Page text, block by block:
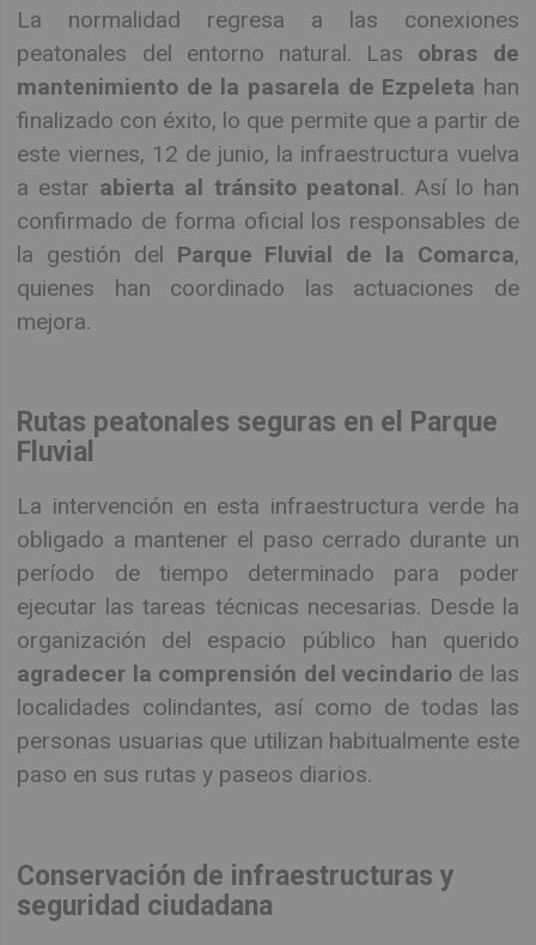
La normalidad regresa a las conexiones
peatonales del entorno natural. Las obras de
mantenimiento de la pasarela de Ezpeleta han
finalizado con éxito, lo que permite que a partir de
este viernes, 12 de junio, la infraestructura vuelva
a estar abierta al tránsito peatonal. Así lo han
confirmado de forma oficial los responsables de
la gestión del Parque Fluvial de la Comarca,
quienes han coordinado las actuaciones de
mejora.
Rutas peatonales seguras en el Parque
Fluvial
La intervención en esta infraestructura verde ha
obligado a mantener el paso cerrado durante un
período de tiempo determinado para poder
ejecutar las tareas técnicas necesarias. Desde la
organización del espacio público han querido
agradecer la comprensión del vecindariode las
localidades colindantes, así como de todas las
personas usuarias que utilizan habitualmente este
paso en sus rutas y paseos diarios.
Conservación de infraestructuras y
seguridad ciudadana